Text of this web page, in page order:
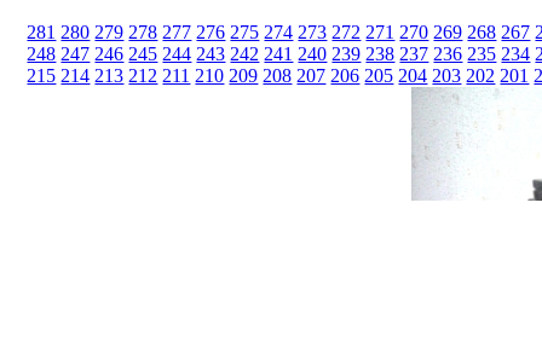
281 280 279 278 277 276 275 274 273 272 271 270 269 268 267
248 247 246 245 244 243 242 241 240 239 238 237 236 235 234
215 214 213 212 211 210 209 208 207 206 205 204 203 202 201